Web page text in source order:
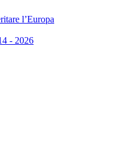
l’Europa
- 2026